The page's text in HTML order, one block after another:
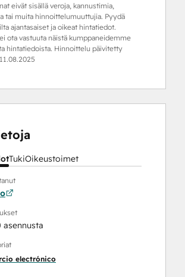
eivät sisällä veroja, kannustimia,
tai muita hinnoittelumuuttujia. Pyydä
ajantasaiset ja oikeat hintatiedot.
ota vastuuta näistä kumppaneidemme
hintatiedoista. Hinnoittelu päivitetty
11.08.2025
TukiOikeustoimet
asennusta
electrónico